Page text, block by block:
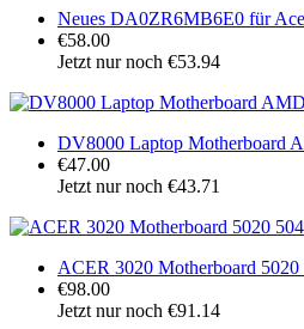
Neues DA0ZR6MB6E0 für
€58.00
Jetzt nur noch €53.94
DV8000 Laptop Motherboard
€47.00
Jetzt nur noch €43.71
ACER 3020 Motherboard
€98.00
Jetzt nur noch €91.14